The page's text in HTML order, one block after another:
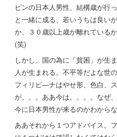
ピンの日本人男性、結構歳が行
と一緒に成る、若いうちは良い
か、３０歳以上歳が離れている
(笑)
しかし、国の為に「貧困」が生
人が生まれる。不平等だよな世
フィリピ―ナはやせ形、色白、
が。。。ああ今は。。。。なぜ
今に日本男性が来るのかわからな
ああそれから１つアドバイス。